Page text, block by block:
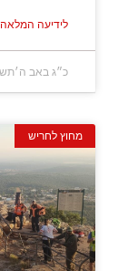
לידיעה
כ״ג באב
מחוץ לחריש